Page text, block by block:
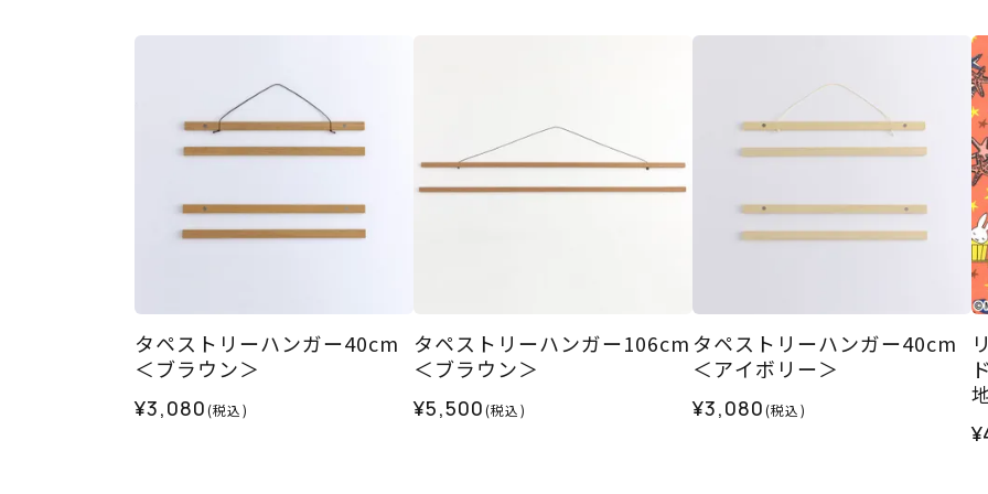
タペストリーハンガー40cm
＜ブラウン＞
¥3,080(税込)
タペストリーハンガー106cm
＜ブラウン＞
¥5,500(税込)
タペストリーハンガー40cm
＜アイボリー＞
¥3,080(税込)